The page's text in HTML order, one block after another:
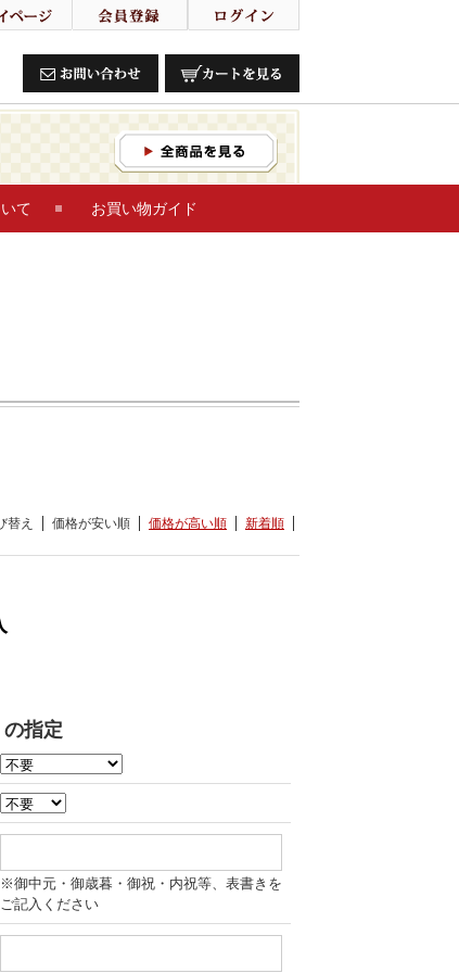
て お買い物ガイド
替え 価格が安い順 価格が高い順 新着順
※御中元・御歳暮・御祝・内祝等、表書きを
ご記入ください